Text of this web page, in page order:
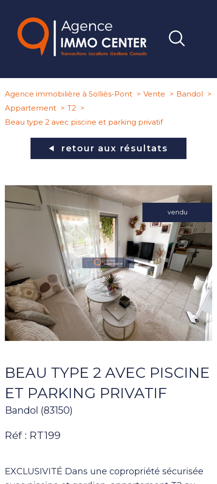
Agence immobilière à Solliès-Pont Vente
Bandol
Appartement
T2
Beau type 2 avec piscine et parking privatif
retour aux résultats
vendu
BEAU TYPE 2 AVEC PISCINE
ET PARKING PRIVATIF
Bandol (83150)
Réf : RT199
EXCLUSIVITÉ Dans une copropriété sécurisée